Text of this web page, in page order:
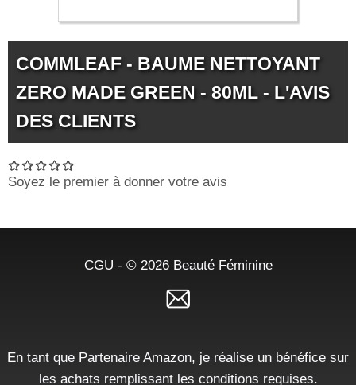
COMMLEAF - BAUME NETTOYANT
ZERO MADE GREEN - 80ML - L'AVIS
DES CLIENTS
Soyez le premier à donner votre avis
CGU - © 2026 Beauté Féminine
En tant que Partenaire Amazon, je réalise un bénéfice sur
les achats remplissant les conditions requises.